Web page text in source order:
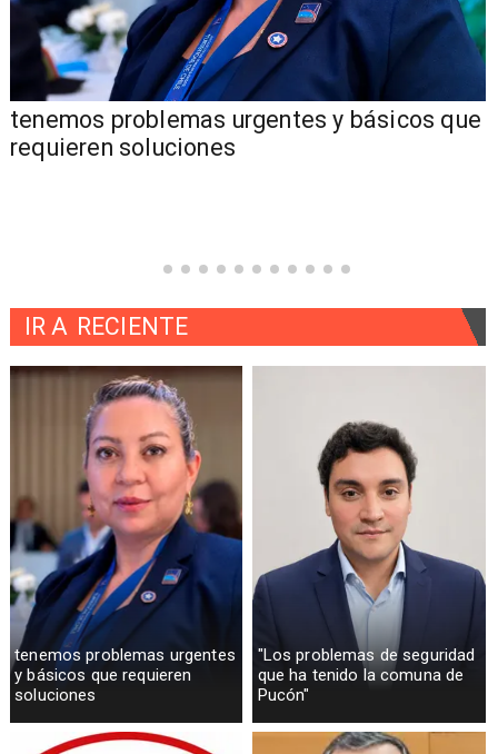
tenemos problemas urgentes y básicos que
requieren soluciones
tenemos problemas urgentes
y básicos que requieren
soluciones
"Los problemas de seguridad
que ha tenido la comuna de
Pucón"
IR A RECIENTE